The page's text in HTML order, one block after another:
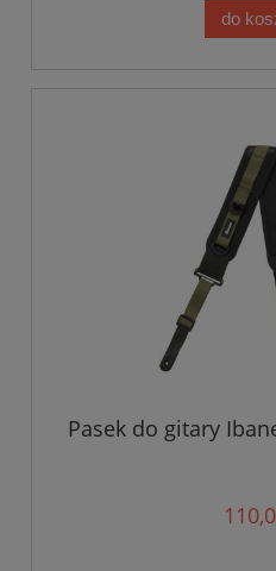
do
Pasek do gitary